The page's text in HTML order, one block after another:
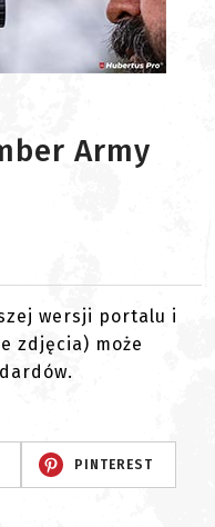
Army
wersji portalu i
zdjęcia) może
PINTEREST